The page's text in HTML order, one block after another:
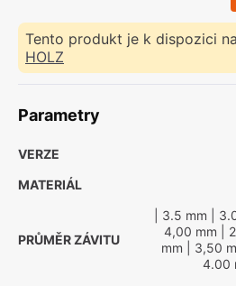
Tento produkt je k dispozici na
HOLZ
Parametry
VERZE
MATERIÁL
PRŮMĚR ZÁVITU
| 3.5 mm |
4,00 mm |
mm | 3,50
4.00